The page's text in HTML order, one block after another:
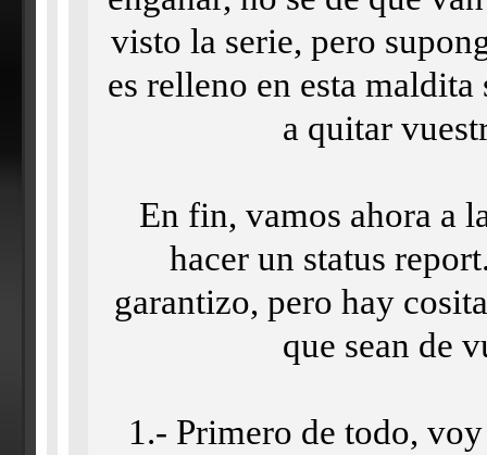
visto la serie, pero
es relleno en esta
a quitar
En fin, vamos ahora a
hacer un status
garantizo, pero hay
que sean de
1.- Primero de todo,